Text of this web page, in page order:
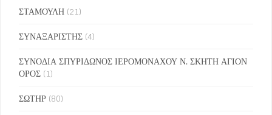
ΣΤΑΜΟΥΛΗ (21)
ΣΥΝΑΞΑΡΙΣΤΗΣ (4)
ΣΥΝΟΔΙΑ ΣΠΥΡΙΔΩΝΟΣ ΙΕΡΟΜΟΝΑΧΟΥ Ν. ΣΚΗΤΗ ΑΓΙΟΝ
ΟΡΟΣ (1)
ΣΩΤΗΡ (80)